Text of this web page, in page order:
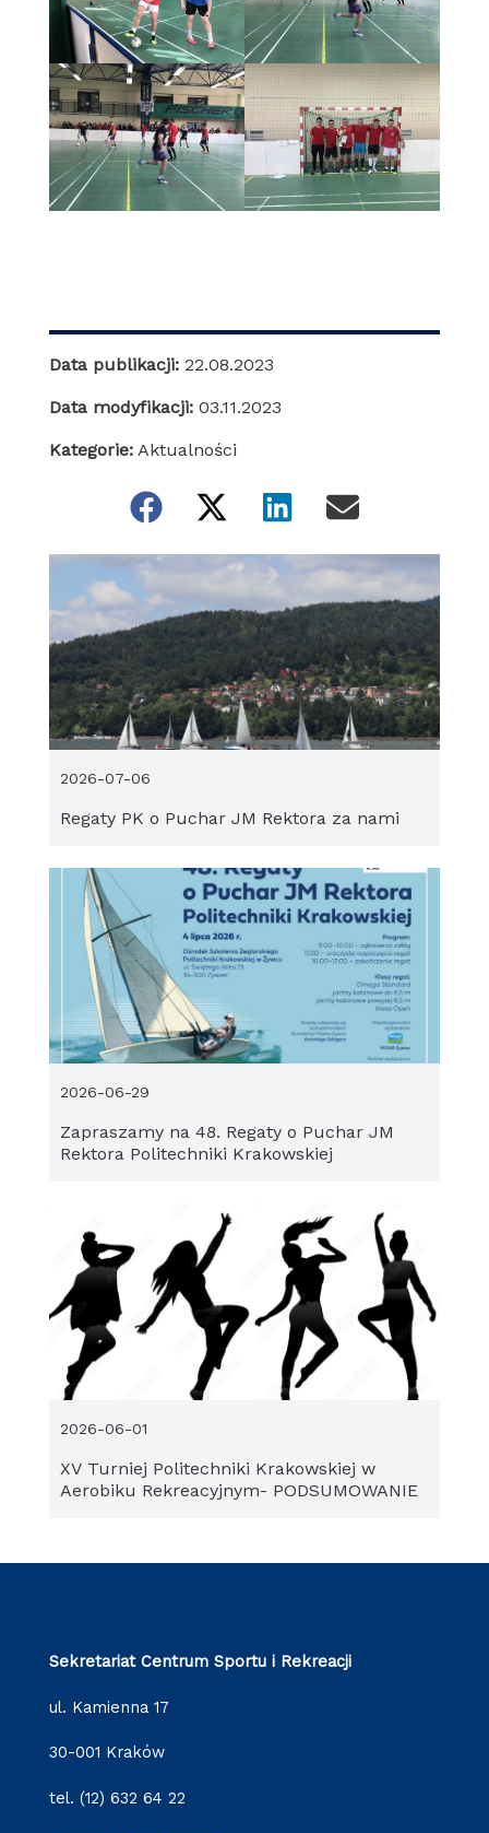
Data publikacji: 22.08.2023
Data modyfikacji: 03.11.2023
Kategorie: Aktualności
Regaty PK o Puchar JM Rektora za nami
2026-07-06
Zapraszamy na 48. Regaty o Puchar JM
Rektora Politechniki Krakowskiej
2026-06-29
XV Turniej Politechniki Krakowskiej w
Aerobiku Rekreacyjnym- PODSUMOWANIE
2026-06-01
Sekretariat Centrum Sportu i Rekreacji
ul. Kamienna 17
30-001 Kraków
tel. (12) 632 64 22